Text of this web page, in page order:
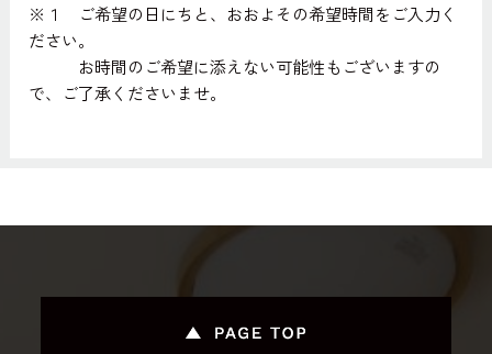
※１ ご希望の日にちと、おおよその希望時間をご入力く
ださい。
お時間のご希望に添えない可能性もございますの
で、ご了承くださいませ。